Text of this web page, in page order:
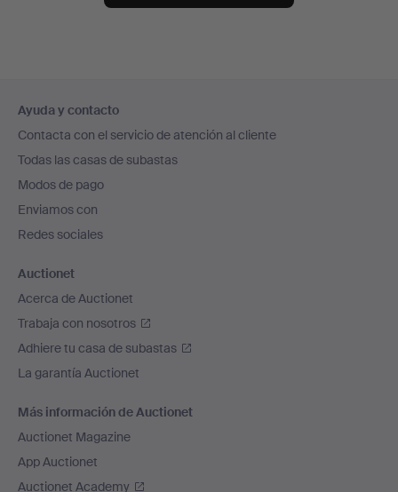
en
el
pie
de
página
Ayuda y contacto
Contacta con el servicio de atención al cliente
Todas las casas de subastas
Modos de pago
Enviamos con
Redes sociales
Auctionet
Acerca de Auctionet
Trabaja con nosotros
Adhiere tu casa de subastas
La garantía Auctionet
Más información de Auctionet
Auctionet Magazine
App Auctionet
Auctionet Academy